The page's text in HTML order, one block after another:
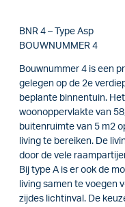
BNR 4 – Type Asp
BOUWNUMMER 4
Bouwnummer 4 is een
gelegen op de 2e
beplante binnentuin.
woonoppervlakte van
buitenruimte van 5 m2
living te bereiken. De
door de vele
Bij type A is er ook de
living samen te voegen
zijdes lichtinval. De